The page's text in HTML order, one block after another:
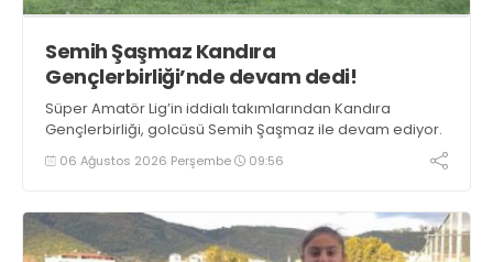
Semih Şaşmaz Kandıra
Gençlerbirliği’nde devam dedi!
Süper Amatör Lig’in iddialı takımlarından Kandıra
Gençlerbirliği, golcüsü Semih Şaşmaz ile devam ediyor.
06 Ağustos 2026 Perşembe 09:56